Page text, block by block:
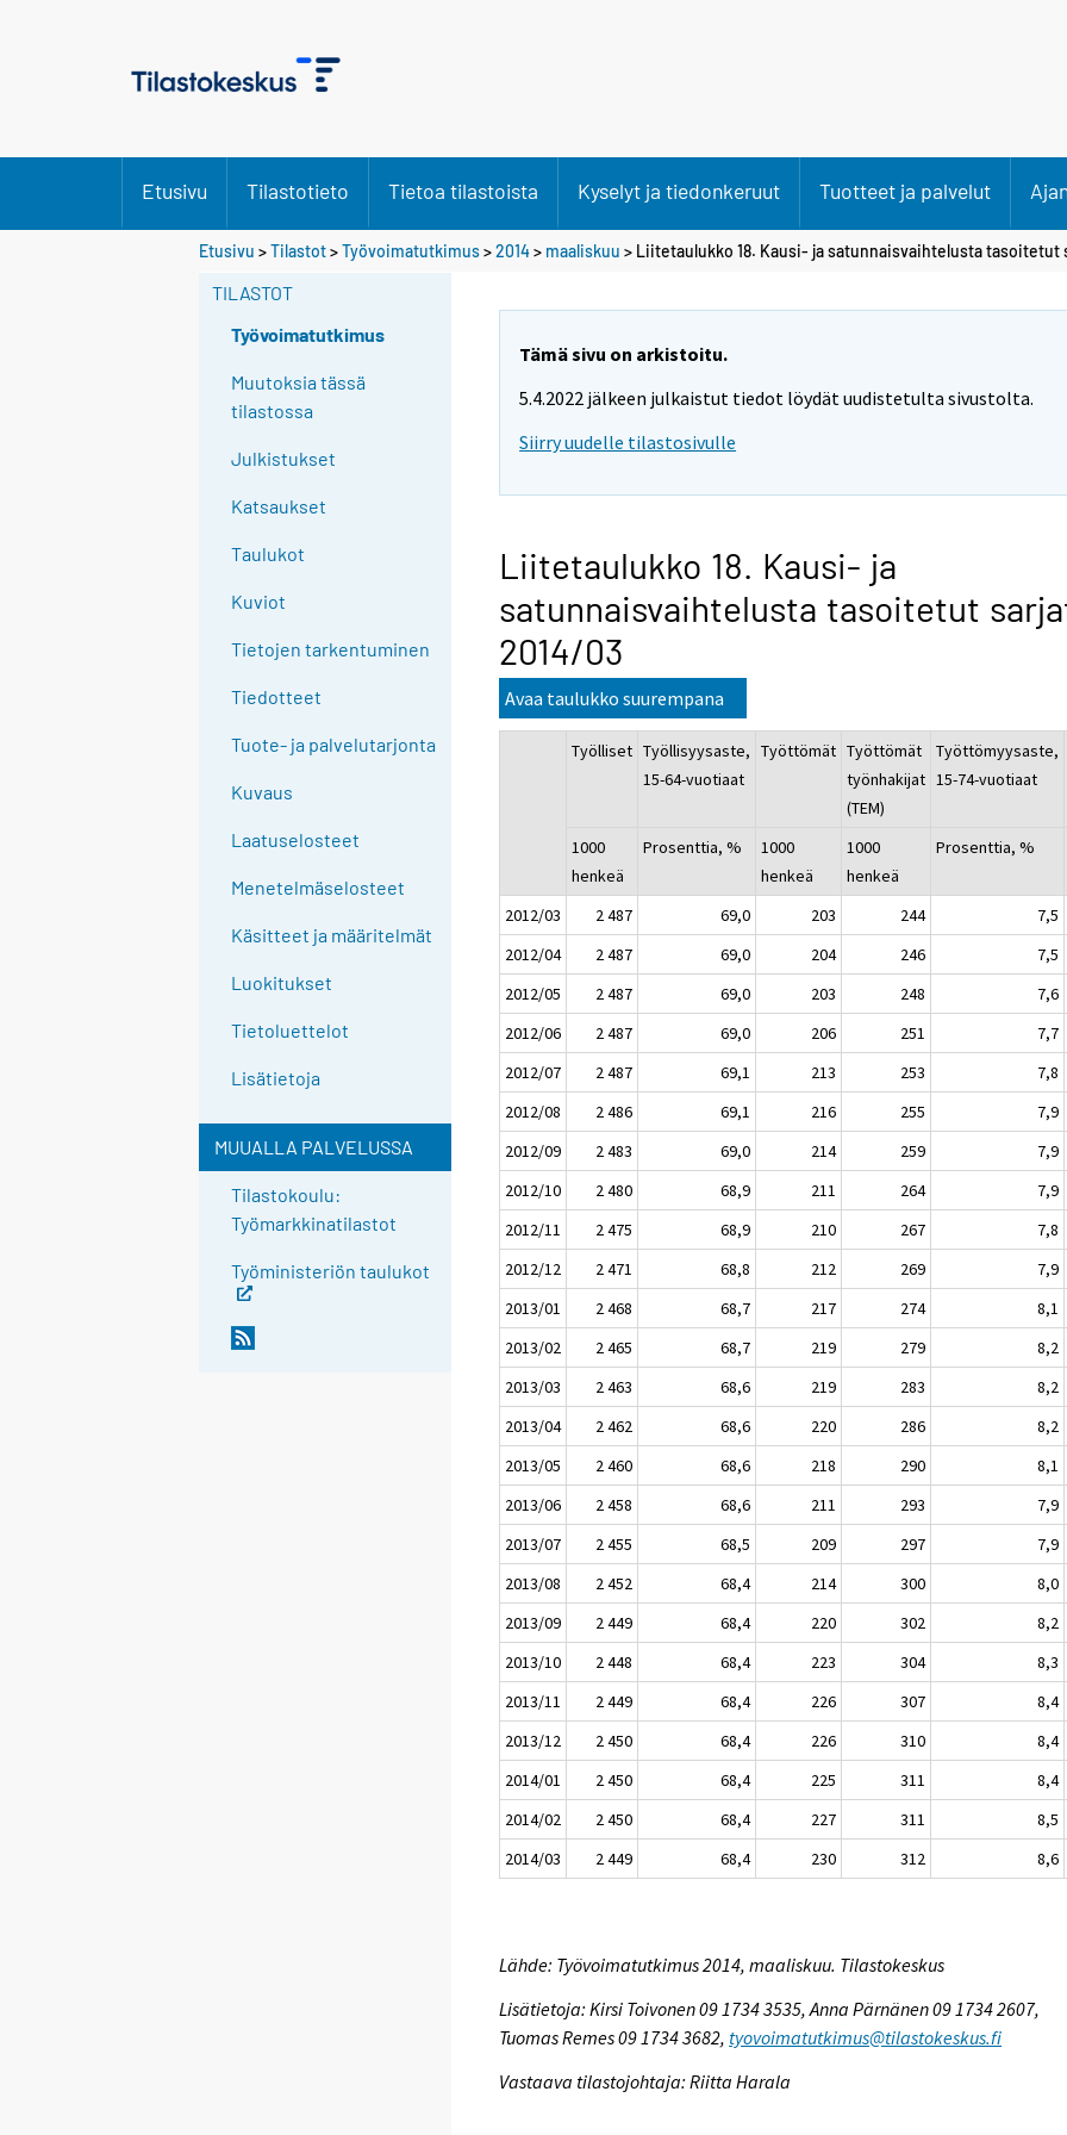
Etusivu Tilastotieto Tietoa tilastoista Kyselyt ja tiedonkeruut Tuotteet ja palvelut
Etusivu >Tilastot>Työvoimatutkimus>2014> maaliskuu > Liitetaulukko 18. Kausi- ja satunnaisvaihtelusta tasoitetut
TILASTOT
Työvoimatutkimus
Muutoksia tässä
tilastossa
Julkistukset
Katsaukset
Taulukot
Kuviot
Tietojen tarkentuminen
Tiedotteet
Tuote- ja palvelutarjonta
Kuvaus
Laatuselosteet
Menetelmäselosteet
Käsitteet ja määritelmät
Luokitukset
Tietoluettelot
Lisätietoja
MUUALLA PALVELUSSA
Tilastokoulu:
Työmarkkinatilastot
Työministeriön taulukot
Tämä sivu on arkistoitu.
5.4.2022 jälkeen julkaistut tiedot löydät uudistetulta sivustolta.
Siirry uudelle tilastosivulle
Liitetaulukko 18. Kausi- ja
satunnaisvaihtelusta tasoitetut
2014/03
Avaa taulukko suurempana
Työlliset Työllisyysaste,
15-64-vuotiaat
Työttömät Työttömät
työnhakijat
(TEM)
Työttömyysaste,
15-74-vuotiaat
1000
henkeä
Prosenttia, %
1000
henkeä
1000
henkeä
Prosenttia, %
2012/03 2 487 69,0 203 244 7,5
2012/04
2 487 69,0 204 246 7,5
2012/05
2 487 69,0 203 248 7,6
2012/06
2 487 69,0 206 251 7,7
2012/07
2 487 69,1 213 253 7,8
2012/08
2 486 69,1 216 255 7,9
2012/09
2 483 69,0 214 259 7,9
2012/10
2 480 68,9 211 264 7,9
2012/11
2 475 68,9 210 267 7,8
2012/12
2 471 68,8 212 269 7,9
2013/01
2 468 68,7 217 274 8,1
2013/02
2 465 68,7 219 279 8,2
2013/03
2 463 68,6 219 283 8,2
2013/04
2 462 68,6 220 286 8,2
2013/05
2 460 68,6 218 290 8,1
2013/06
2 458 68,6 211 293 7,9
2013/07
2 455 68,5 209 297 7,9
2013/08
2 452 68,4 214 300 8,0
2013/09
2 449 68,4 220 302 8,2
2013/10
2 448 68,4 223 304 8,3
2013/11
2 449 68,4 226 307 8,4
2013/12
2 450 68,4 226 310 8,4
2014/01
2 450 68,4 225 311 8,4
2014/02
2 450 68,4 227 311 8,5
2014/03
2 449 68,4 230 312 8,6
Lähde: Työvoimatutkimus 2014, maaliskuu. Tilastokeskus
Lisätietoja: Kirsi Toivonen 09 1734 3535, Anna Pärnänen 09 1734 2607,
Tuomas Remes 09 1734 3682, tyovoimatutkimus@tilastokeskus.fi
Vastaava tilastojohtaja: Riitta Harala